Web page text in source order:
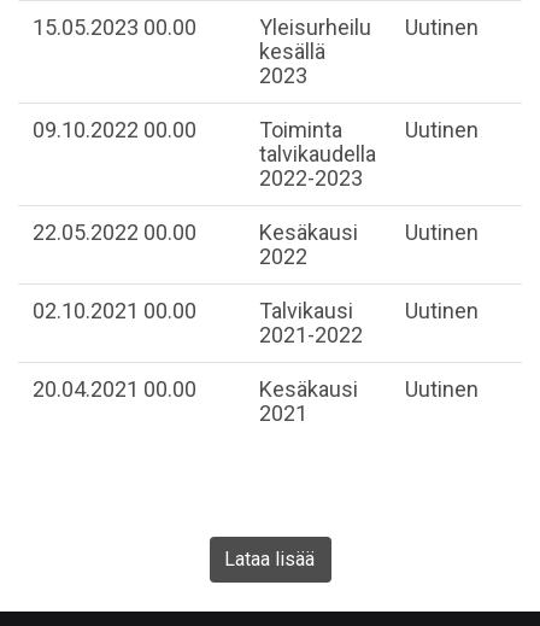
15.05.2023 00.00
Yleisurheilu
kesällä
2023
Uutinen
09.10.2022 00.00
Toiminta
talvikaudella
2022-2023
Uutinen
22.05.2022 00.00
Kesäkausi
2022
Uutinen
02.10.2021 00.00
Talvikausi
2021-2022
Uutinen
20.04.2021 00.00
Kesäkausi
2021
Uutinen
Lataa lisää